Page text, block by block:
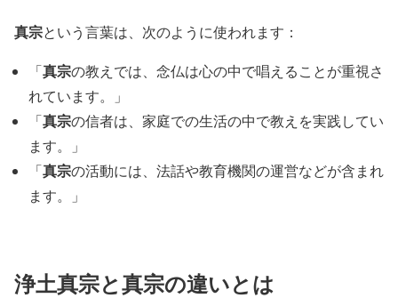
真宗という言葉は、次のように使われます：
「真宗の教えでは、念仏は心の中で唱えることが重視さ
れています。」
「真宗の信者は、家庭での生活の中で教えを実践してい
ます。」
「真宗の活動には、法話や教育機関の運営などが含まれ
ます。」
浄土真宗と真宗の違いとは